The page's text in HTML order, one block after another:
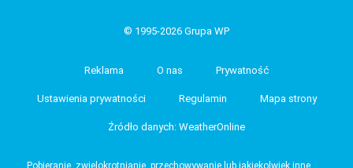
© 1995-2026 Grupa WP
Reklama O nas Prywatność
Ustawienia prywatności Regulamin Mapa strony
Źródło danych: WeatherOnline
Pobieranie, zwielokrotnianie, przechowywanie lub jakiekolwiek inne